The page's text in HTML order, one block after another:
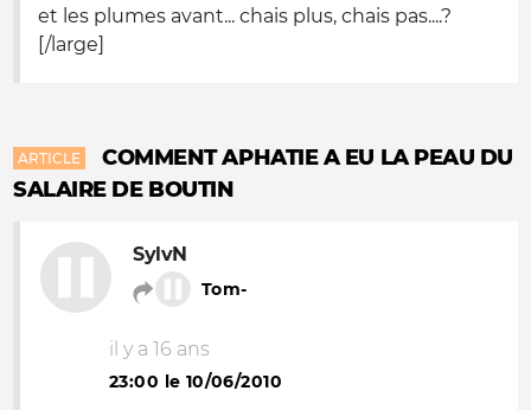
et les plumes avant... chais plus, chais pas....?
[/large]
ARTICLE
COMMENT APHATIE A EU LA PEAU DU
SALAIRE DE BOUTIN
SylvN
Tom-
il y a 16 ans
23:00 le 10/06/2010